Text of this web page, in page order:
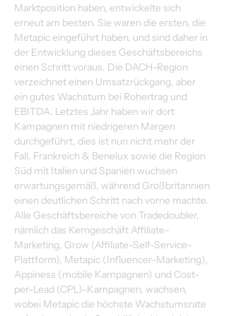
Marktposition haben, entwickelte sich
erneut am besten. Sie waren die ersten, die
Metapic eingeführt haben, und sind daher in
der Entwicklung dieses Geschäftsbereichs
einen Schritt voraus. Die DACH-Region
verzeichnet einen Umsatzrückgang, aber
ein gutes Wachstum bei Rohertrag und
EBITDA. Letztes Jahr haben wir dort
Kampagnen mit niedrigeren Margen
durchgeführt, dies ist nun nicht mehr der
Fall. Frankreich & Benelux sowie die Region
Süd mit Italien und Spanien wuchsen
erwartungsgemäß, während Großbritannien
einen deutlichen Schritt nach vorne machte.
Alle Geschäftsbereiche von Tradedoubler,
nämlich das Kerngeschäft Affiliate-
Marketing, Grow (Affiliate-Self-Service-
Plattform), Metapic (Influencer-Marketing),
Appiness (mobile Kampagnen) und Cost-
per-Lead (CPL)-Kampagnen, wachsen,
wobei Metapic die höchste Wachstumsrate